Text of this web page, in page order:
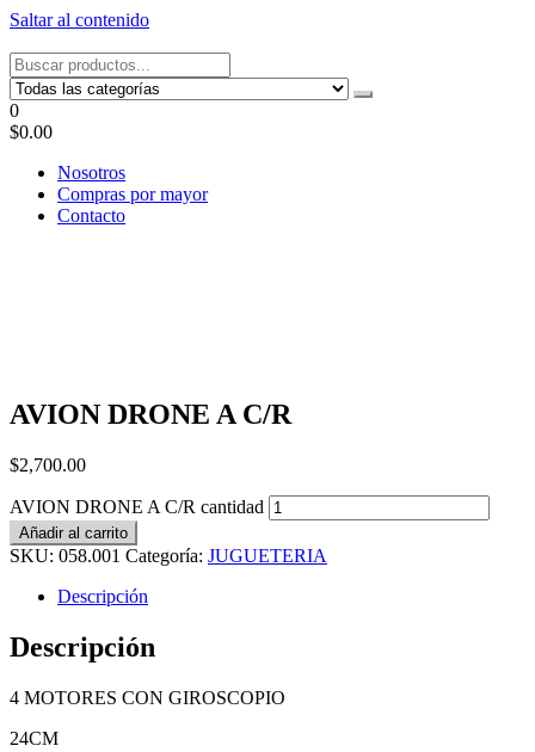
Saltar al contenido
Tel: 22087679 – Cel: 097 822122 – Joaquín Requena 2459
0
$0.00
Nosotros
Compras por mayor
Contacto
AVION DRONE A C/R
$2,700.00
AVION DRONE A C/R cantidad
Añadir al carrito
SKU: 058.001 Categoría: JUGUETERIA
Descripción
Descripción
4 MOTORES CON GIROSCOPIO
24CM